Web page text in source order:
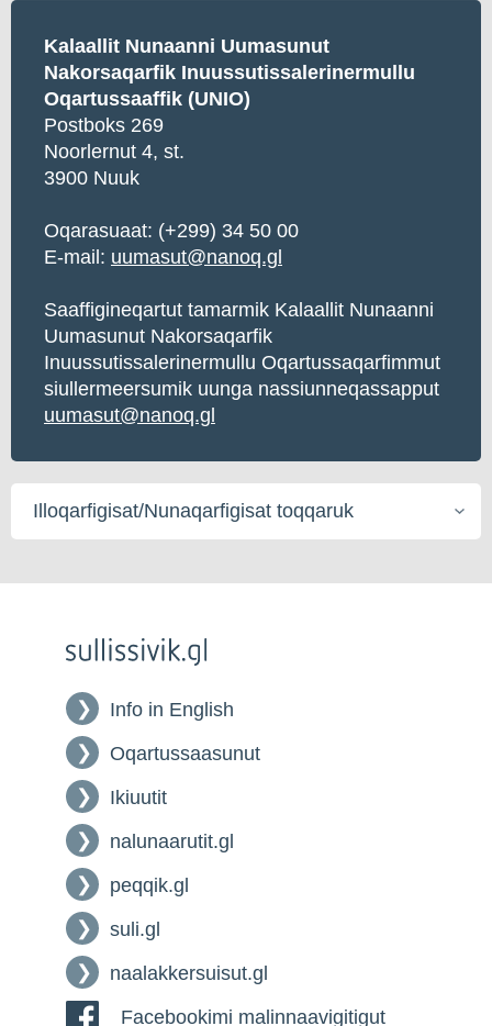
Kalaallit Nunaanni Uumasunut
Nakorsaqarfik Inuussutissalerinermullu
Oqartussaaffik (UNIO)
Postboks 269
Noorlernut 4, st.
3900 Nuuk
Oqarasuaat: (+299) 34 50 00
E-mail: uumasut@nanoq.gl
Saaffigineqartut tamarmik Kalaallit Nunaanni
Uumasunut Nakorsaqarfik
Inuussutissalerinermullu Oqartussaqarfimmut
siullermeersumik uunga nassiunneqassapput
uumasut@nanoq.gl
Illoqarfigisat/Nunaqarfigisat
toqqaruk
Info in English
Oqartussaasunut
Ikiuutit
nalunaarutit.gl
peqqik.gl
suli.gl
naalakkersuisut.gl
Facebookimi malinnaavigitigut